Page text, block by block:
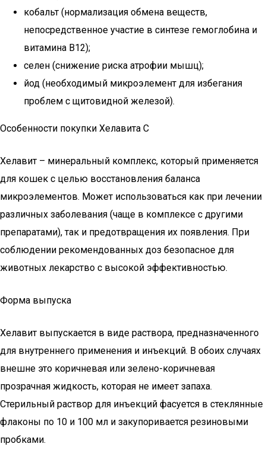
кобальт (нормализация обмена веществ,
непосредственное участие в синтезе гемоглобина и
витамина В12);
селен (снижение риска атрофии мышц);
йод (необходимый микроэлемент для избегания
проблем с щитовидной железой).
Особенности покупки Хелавита С
Хелавит – минеральный комплекс, который применяется
для кошек с целью восстановления баланса
микроэлементов. Может использоваться как при лечении
различных заболевания (чаще в комплексе с другими
препаратами), так и предотвращения их появления. При
соблюдении рекомендованных доз безопасное для
животных лекарство с высокой эффективностью.
Форма выпуска
Хелавит выпускается в виде раствора, предназначенного
для внутреннего применения и инъекций. В обоих случаях
внешне это коричневая или зелено-коричневая
прозрачная жидкость, которая не имеет запаха.
Стерильный раствор для инъекций фасуется в стеклянные
флаконы по 10 и 100 мл и закупоривается резиновыми
пробками.